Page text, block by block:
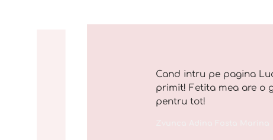
Cand intru pe pagina
primit! Fetita mea are o
pentru tot!